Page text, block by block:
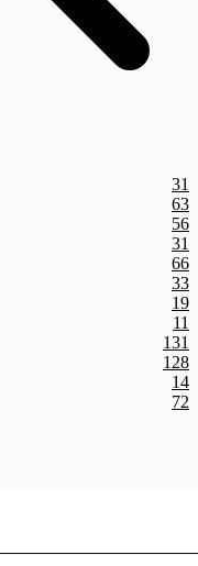
31
63
56
31
66
33
19
11
131
128
14
72